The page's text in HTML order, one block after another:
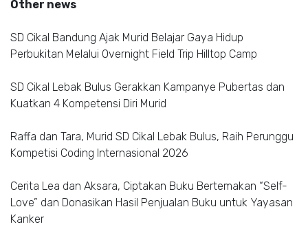
Other news
SD Cikal Bandung Ajak Murid Belajar Gaya Hidup
Perbukitan Melalui Overnight Field Trip Hilltop Camp
SD Cikal Lebak Bulus Gerakkan Kampanye Pubertas dan
Kuatkan 4 Kompetensi Diri Murid
Raffa dan Tara, Murid SD Cikal Lebak Bulus, Raih Perunggu
Kompetisi Coding Internasional 2026
Cerita Lea dan Aksara, Ciptakan Buku Bertemakan “Self-
Love” dan Donasikan Hasil Penjualan Buku untuk Yayasan
Kanker